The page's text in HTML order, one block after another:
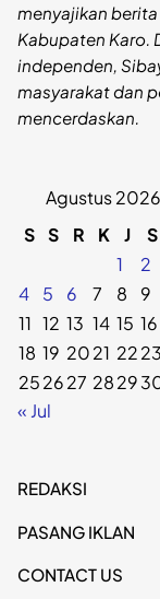
menyajikan
Kabupaten Karo.
independen,
masyarakat dan
mencerdaskan.
Agustus 2026
S S R K J S
1
2
4
5 6 7 8 9
11 12 13 14 15 16
18 19 2021 2223
252627 2829
« Jul
REDAKSI
PASANG IKLAN
CONTACT US